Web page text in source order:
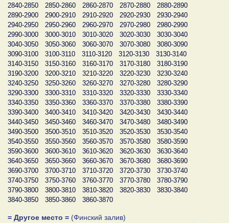
2840-2850
2850-2860 2860-2870 2870-2880
2880-2890
2890-2900
2900-2910 2910-2920 2920-2930
2930-2940
2940-2950
2950-2960 2960-2970 2970-2980
2980-2990
2990-3000
3000-3010 3010-3020 3020-3030
3030-3040
3040-3050
3050-3060 3060-3070 3070-3080
3080-3090
3090-3100
3100-3110 3110-3120 3120-3130
3130-3140
3140-3150
3150-3160 3160-3170 3170-3180
3180-3190
3190-3200
3200-3210 3210-3220 3220-3230
3230-3240
3240-3250
3250-3260 3260-3270 3270-3280
3280-3290
3290-3300
3300-3310 3310-3320 3320-3330
3330-3340
3340-3350
3350-3360 3360-3370 3370-3380
3380-3390
3390-3400
3400-3410 3410-3420 3420-3430
3430-3440
3440-3450
3450-3460 3460-3470 3470-3480
3480-3490
3490-3500
3500-3510 3510-3520 3520-3530
3530-3540
3540-3550
3550-3560 3560-3570 3570-3580
3580-3590
3590-3600
3600-3610 3610-3620 3620-3630
3630-3640
3640-3650
3650-3660 3660-3670 3670-3680
3680-3690
3690-3700
3700-3710 3710-3720 3720-3730
3730-3740
3740-3750
3750-3760 3760-3770 3770-3780
3780-3790
3790-3800
3800-3810 3810-3820 3820-3830
3830-3840
3840-3850
3850-3860 3860-3870
= Другое место = (Финский залив)